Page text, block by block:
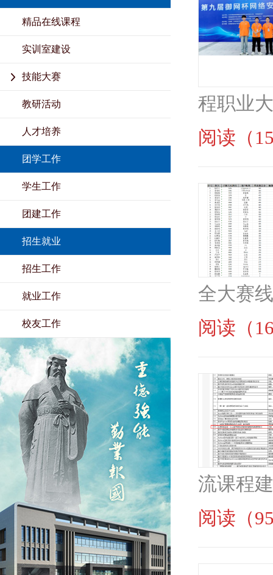
精品在线课程
实训室建设
技能大赛
教研活动
人才培养
团学工作
学生工作
团建工作
招生就业
招生工作
就业工作
校友工作
程职业
阅读（
全大赛
阅读（
流课程
阅读（